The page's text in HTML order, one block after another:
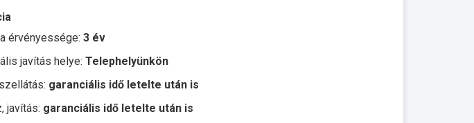
érvényessége: 3 év
javítás helye: Telephelyünkön
garanciális idő letelte után is
javítás: garanciális idő letelte után is